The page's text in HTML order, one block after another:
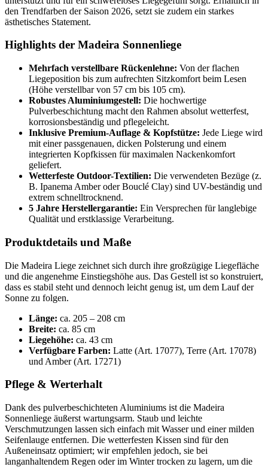
den Trendfarben der Saison 2026, setzt sie zudem ein starkes
ästhetisches Statement.
Highlights der Madeira Sonnenliege
Mehrfach verstellbare Rückenlehne: Von der flachen
Liegeposition bis zum aufrechten Sitzkomfort beim Lesen
(Höhe verstellbar von 57 cm bis 105 cm).
Robustes Aluminiumgestell: Die hochwertige
Pulverbeschichtung macht den Rahmen absolut wetterfest,
korrosionsbeständig und pflegeleicht.
Inklusive Premium-Auflage & Kopfstütze: Jede Liege wird
mit einer passgenauen, dicken Polsterung und einem
integrierten Kopfkissen für maximalen Nackenkomfort
geliefert.
Wetterfeste Outdoor-Textilien: Die verwendeten Bezüge (z.
B. Ipanema Amber oder Bouclé Clay) sind UV-beständig und
extrem schnelltrocknend.
5 Jahre Herstellergarantie: Ein Versprechen für langlebige
Qualität und erstklassige Verarbeitung.
Produktdetails und Maße
Die Madeira Liege zeichnet sich durch ihre großzügige Liegefläche
und die angenehme Einstiegshöhe aus. Das Gestell ist so konstruiert,
dass es stabil steht und dennoch leicht genug ist, um dem Lauf der
Sonne zu folgen.
Länge: ca. 205 – 208 cm
Breite: ca. 85 cm
Liegehöhe: ca. 43 cm
Verfügbare Farben: Latte (Art. 17077), Terre (Art. 17078)
und Amber (Art. 17271)
Pflege & Werterhalt
Dank des pulverbeschichteten Aluminiums ist die Madeira
Sonnenliege äußerst wartungsarm. Staub und leichte
Verschmutzungen lassen sich einfach mit Wasser und einer milden
Seifenlauge entfernen. Die wetterfesten Kissen sind für den
Außeneinsatz optimiert; wir empfehlen jedoch, sie bei
langanhaltendem Regen oder im Winter trocken zu lagern, um die